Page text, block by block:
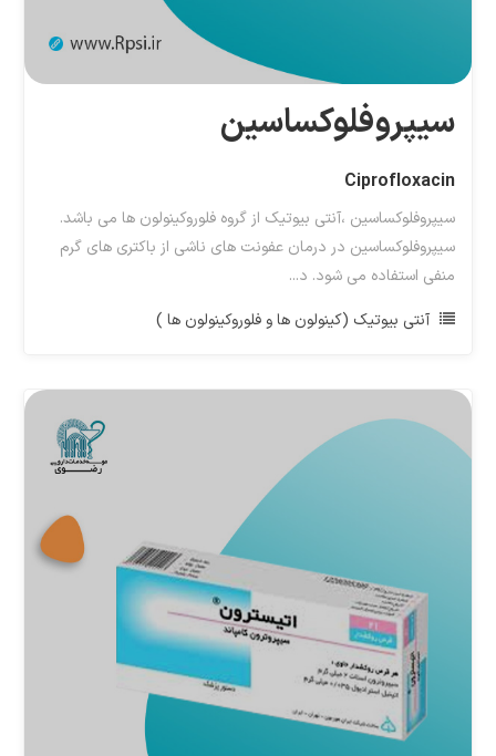
سیپروفلوکساسین
Ciprofloxacin
سیپروفلوکساسین ،آنتی بیوتیک از گروه فلوروکینولون ها می باشد.
سیپروفلوکساسین در درمان عفونت های ناشی از باکتری های گرم
منفی استفاده می شود. د...
آنتی بیوتیک (کینولون ها و فلوروکینولون ها )